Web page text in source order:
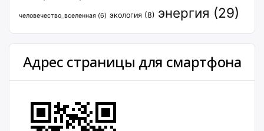
человечество_вселенная (6) экология (8) энергия (29)
Адрес страницы для смартфона